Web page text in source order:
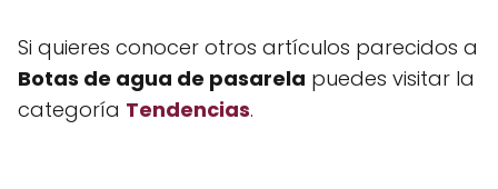
Si quieres conocer otros artículos parecidos a
Botas de agua de pasarela puedes visitar la
categoría Tendencias.